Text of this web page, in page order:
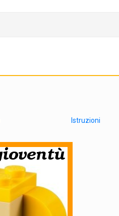
Istruzioni